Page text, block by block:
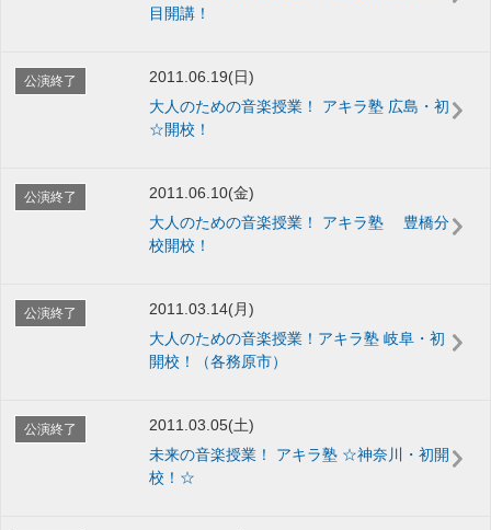
目開講！
公演終了
2011.06.19(日)
大人のための音楽授業！ アキラ塾 広島・初
☆開校！
公演終了
2011.06.10(金)
大人のための音楽授業！ アキラ塾 豊橋分
校開校！
公演終了
2011.03.14(月)
大人のための音楽授業！アキラ塾 岐阜・初
開校！（各務原市）
公演終了
2011.03.05(土)
未来の音楽授業！ アキラ塾 ☆神奈川・初開
校！☆